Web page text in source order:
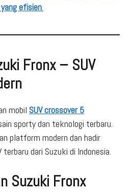
efisien.
Fronx – SUV
mobil SUV crossover 5
sporty dan teknologi terbaru.
platform modern dan hadir
terbaru dari Suzuki di Indonesia.
Suzuki Fronx